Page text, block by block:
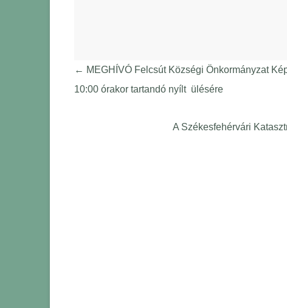
← MEGHÍVÓ Felcsút Községi Önkormányzat
10:00 órakor tartandó nyílt ülésére
A Székesfehérvári